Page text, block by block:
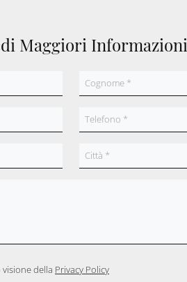
Maggiori Informazioni
della Privacy Policy